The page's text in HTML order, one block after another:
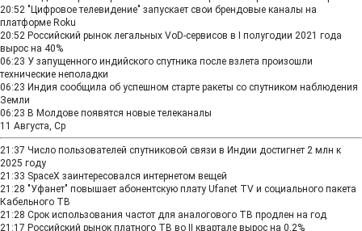
20:52 "Цифровое телевидение" запускает свои брендовые каналы на
платформе Roku
20:52 Российский рынок легальных VoD-сервисов в I полугодии 2021 года
вырос на 40%
06:23 У запущенного индийского спутника после взлета произошли
технические неполадки
06:23 Индия сообщила об успешном старте ракеты со спутником наблюдения
Земли
06:23 В Молдове появятся новые телеканалы
11 Августа, Ср
21:37 Число пользователей спутниковой связи в Индии достигнет 2 млн к
2025 году
21:33 SpaceX заинтересовался интернетом вещей
21:28 "Уфанет" повышает абонентскую плату Ufanet TV и социального пакета
Кабельного ТВ
21:28 Срок использования частот для аналогового ТВ продлен на год
21:17 Российский рынок платного ТВ во II квартале вырос на 0,2%